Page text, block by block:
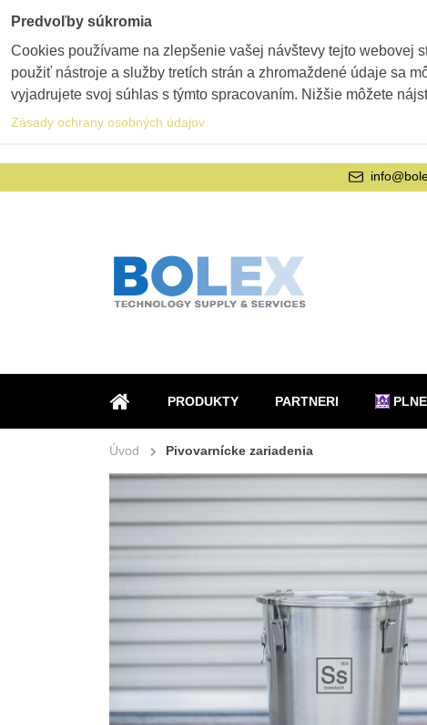
ÚVOD
PRODUKTY PARTNERI
Úvod Pivovarnícke zariadenia
Predvoľby súkromia
Cookies používame na zlepšenie vašej návštevy tejto webovej
použiť nástroje a služby tretích strán a zhromaždené údaje sa
vyjadrujete svoj súhlas s týmto spracovaním. Nižšie môžete
Zásady ochrany osobných údajov